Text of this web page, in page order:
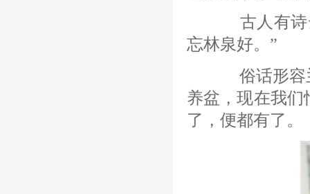
古人有诗云
忘林泉好。”
俗话形容兰
养盆，现在我
了，便都有了。